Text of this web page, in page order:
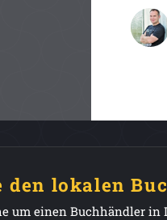
den lokalen
um einen Buchhändler in